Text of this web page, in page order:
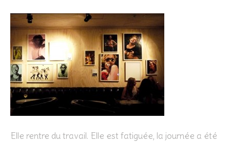
Elle rentre du travail. Elle est fatiguée, la journée a été